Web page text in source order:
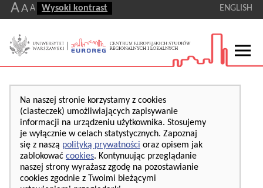
AA A Wysoki kontrast ENGLISH
Na naszej stronie korzystamy z cookies
(ciasteczek) umożliwiających zapisywanie
informacji na urządzeniu użytkownika. Stosujemy
je wyłącznie w celach statystycznych. Zapoznaj
się z naszą polityką prywatności oraz opisem jak
zablokować cookies. Kontynuując przeglądanie
naszej strony wyrażasz zgodę na pozostawianie
cookies zgodnie z Twoimi bieżącymi